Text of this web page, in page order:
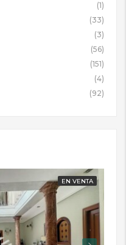
(1)
(33)
(3)
(56)
(151)
(4)
(92)
EN VENTA